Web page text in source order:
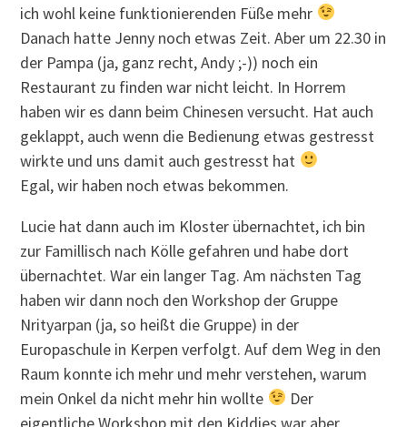
ich wohl keine funktionierenden Füße mehr
Danach hatte Jenny noch etwas Zeit. Aber um 22.30 in
der Pampa (ja, ganz recht, Andy ;-)) noch ein
Restaurant zu finden war nicht leicht. In Horrem
haben wir es dann beim Chinesen versucht. Hat auch
geklappt, auch wenn die Bedienung etwas gestresst
wirkte und uns damit auch gestresst hat
Egal, wir haben noch etwas bekommen.
Lucie hat dann auch im Kloster übernachtet, ich bin
zur Famillisch nach Kölle gefahren und habe dort
übernachtet. War ein langer Tag. Am nächsten Tag
haben wir dann noch den Workshop der Gruppe
Nrityarpan (ja, so heißt die Gruppe) in der
Europaschule in Kerpen verfolgt. Auf dem Weg in den
Raum konnte ich mehr und mehr verstehen, warum
mein Onkel da nicht mehr hin wollte
Der
eigentliche Workshop mit den Kiddies war aber